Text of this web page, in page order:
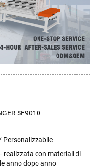
SF9010
Personalizzabile
realizzata con materiali di
anno dopo anno.